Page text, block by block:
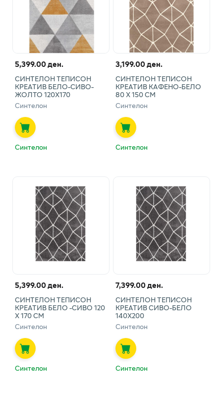
5,399.00 ден.
СИНТЕЛОН ТЕПИСОН
КРЕАТИВ БЕЛО-СИВО-
ЖОЛТО 120Х170
Синтелон
Синтелон
3,199.00 ден.
СИНТЕЛОН ТЕПИСОН
КРЕАТИВ КАФЕНО-БЕЛО
80 Х 150 СМ
Синтелон
Синтелон
5,399.00 ден.
СИНТЕЛОН ТЕПИСОН
КРЕАТИВ БЕЛО -СИВО 120
Х 170 СМ
Синтелон
Синтелон
7,399.00 ден.
СИНТЕЛОН ТЕПИСОН
КРЕАТИВ СИВО-БЕЛО
140Х200
Синтелон
Синтелон